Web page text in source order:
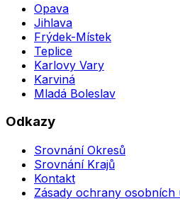
Opava
Jihlava
Frýdek-Místek
Teplice
Karlovy Vary
Karviná
Mladá Boleslav
Odkazy
Srovnání Okresů
Srovnání Krajů
Kontakt
Zásady ochrany osobních